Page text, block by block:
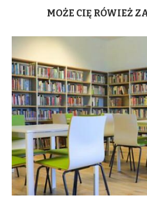
MOŻE CIĘ RÓWIEŻ